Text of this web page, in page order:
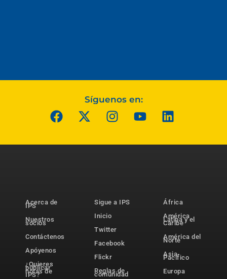
Síguenos en:
Acerca de
IPS
Nuestros
socios
Contáctenos
Apóyenos
¿Quieres
publicar
notas de
IPS?
Sigue a IPS
Inicio
Twitter
Facebook
Flickr
Reglas de
comunidad
África
América
Latina y el
Caribe
América del
Norte
Asia-
Pacífico
Europa